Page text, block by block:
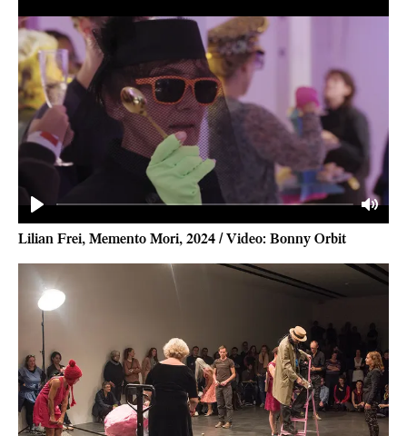
Play Mute
Lilian Frei, Memento Mori, 2024 / Video: Bonny Orbit